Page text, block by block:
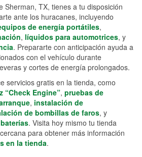
Sherman, TX, tienes a tu disposición
ante los huracanes, incluyendo
de energía portátiles,
, líquidos para automotrices, y
. Prepararte con anticipación ayuda a
con el vehículo durante
y cortes de energía prolongados.
servicios gratis en la tienda, como
“Check Engine”, pruebas de
, instalación de
de bombillas de faros, y
. Visita hoy mismo tu tienda
para obtener más información
en la tienda.